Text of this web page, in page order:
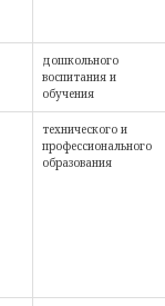
дошкольного
воспитания и
обучения
технического и
профессионального
образования